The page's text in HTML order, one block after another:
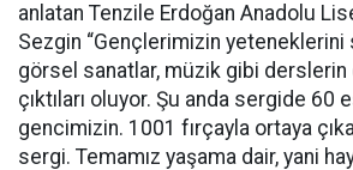
anlatan Tenzile Erdoğan Anadolu
Sezgin “Gençlerimizin
görsel sanatlar, müzik gibi derslerin
çıktıları oluyor. Şu anda sergide 60
gencimizin. 1001 fırçayla ortaya
sergi. Temamız yaşama dair, yani